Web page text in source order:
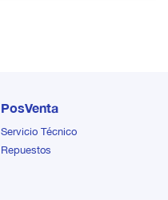
PosVenta
Servicio Técnico
Repuestos